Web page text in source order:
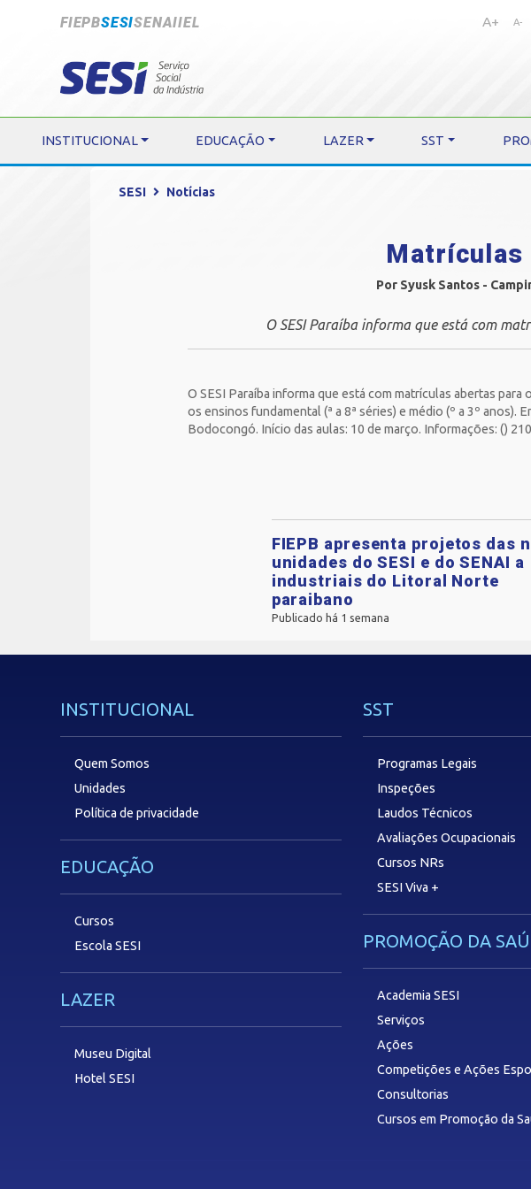
FIEPBSESISENAIIEL
Pular
Pular
A+ A-
INSTITUCIONAL EDUCAÇÃO LAZER SST
SESI Notícias
Matrículas
Por Syusk Santos -
O SESI Paraíba informa que está com
O SESI Paraíba informa que está com matrículas abertas
os ensinos fundamental (ª a 8ª séries) e médio (º a 3º anos).
Bodocongó. Início das aulas: 10 de março. Informações: ()
FIEPB apresenta projetos das
unidades do SESI e do SENAI a
industriais do Litoral Norte
paraibano
Publicado há 1 semana
INSTITUCIONAL
Quem Somos
Unidades
Política de privacidade
EDUCAÇÃO
Cursos
Escola SESI
LAZER
Museu Digital
Hotel SESI
SST
Programas Legais
Inspeções
Laudos Técnicos
Avaliações Ocupacionais
Cursos NRs
SESI Viva +
PROMOÇÃO DA
Academia SESI
Serviços
Ações
Competições e Ações
Consultorias
Cursos em Promoção da